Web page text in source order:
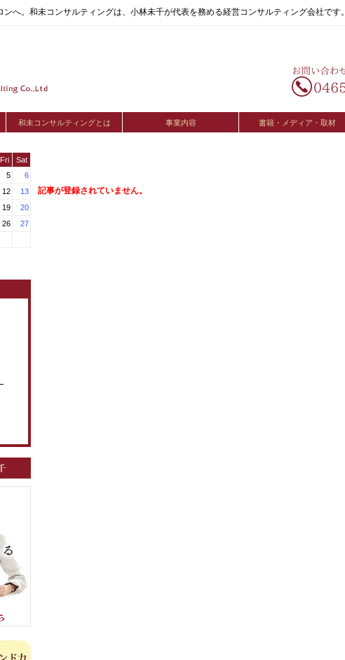
へ。和未コンサルティングは、小林未千が代表を務める経営コンサルティング会社です。
和未コンサルティングとは 事業内容 書籍・メディア・取材
Fri
Sat
5
6
12
13
19
20
26
27
記事が登録されていません。